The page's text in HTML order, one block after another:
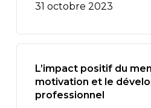
31 octobre 2023
L’impact positif du
motivation et le
professionnel